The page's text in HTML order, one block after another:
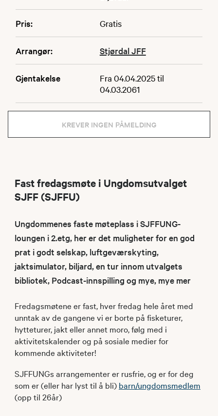
Pris: Gratis
Arrangør: Stjørdal JFF
Gjentakelse
Fra 04.04.2025 til
04.03.2061
KREVER INGEN PÅMELDING
Fast fredagsmøte i Ungdomsutvalget
SJFF (SJFFU)
Ungdommenes faste møteplass i SJFFUNG-
loungen i 2.etg, her er det muligheter for en god
prat i godt selskap, luftgeværskyting,
jaktsimulator, biljard, en tur innom utvalgets
bibliotek, Podcast-innspilling og mye, mye mer
Fredagsmøtene er fast, hver fredag hele året med
unntak av de gangene vi er borte på fisketurer,
hytteturer, jakt eller annet moro, følg med i
aktivitetskalender og på sosiale medier for
kommende aktiviteter!
SJFFUNGs arrangementer er rusfrie, og er for deg
som er (eller har lyst til å bli) barn/ungdomsmedlem
(opp til 26år)